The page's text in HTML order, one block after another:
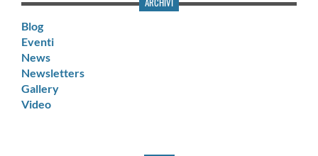
Blog
Eventi
News
Newsletters
Gallery
Video